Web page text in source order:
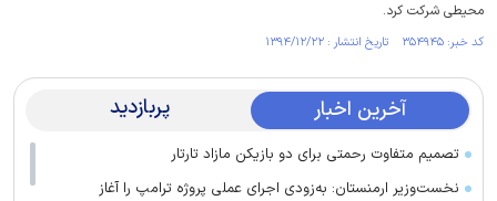
محيطی شركت كرد.
کد خبر: ۳۵۴۹۴۵ تاریخ انتشار : ۱۳۹۴/۱۲/۲۲
آخرین اخبار پربازدید
تصمیم متفاوت رحمتی برای دو بازیکن مازاد تارتار
نخست‌وزیر ارمنستان: به‌زودی اجرای عملی پروژه ترامپ را آغاز